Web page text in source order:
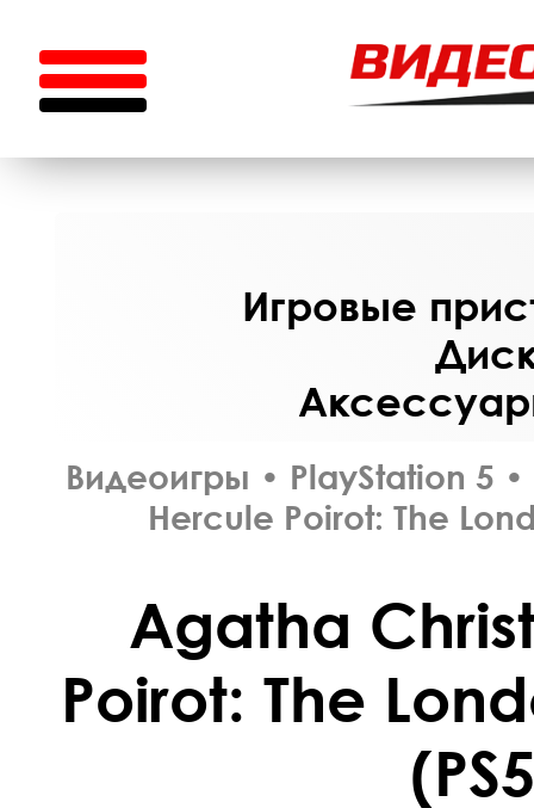
Игровые
Видеоигры • PlayStation 5 •
Hercule Poirot: The
Agatha
Poirot: The